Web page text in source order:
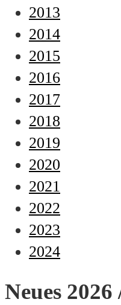
2013
2014
2015
2016
2017
2018
2019
2020
2021
2022
2023
2024
Neues 2026